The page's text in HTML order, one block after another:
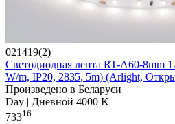
021419(2)
Светодиодная лента RT-A60-8mm
W/m, IP20, 2835, 5m) (Arlight,
Произведено в Беларуси
Day | Дневной 4000 K
73316